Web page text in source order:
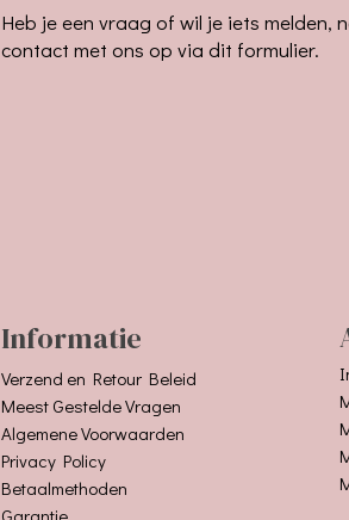
Heb je een vraag of wil je iets melden,
contact met ons op via dit formulier.
Informatie
Verzend en Retour Beleid
Meest Gestelde Vragen
Algemene Voorwaarden
Privacy Policy
Betaalmethoden